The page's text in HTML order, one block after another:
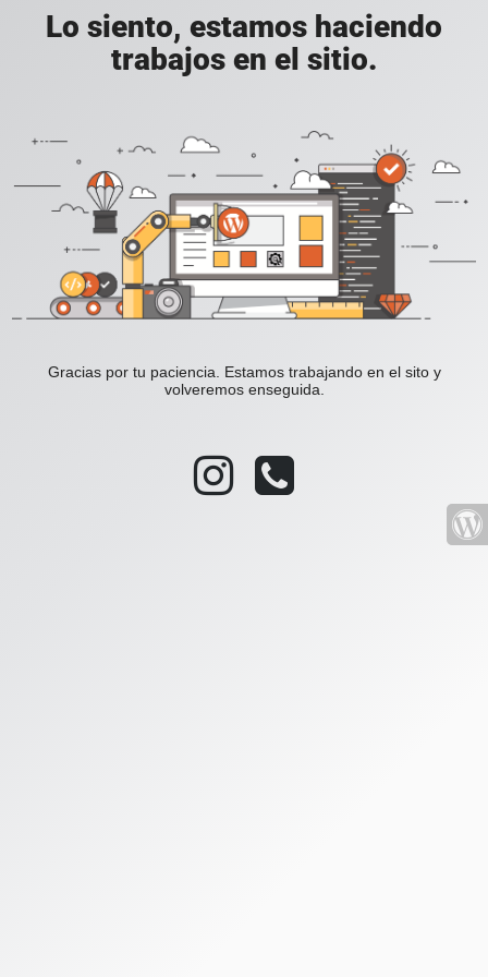
Lo siento, estamos haciendo
trabajos en el sitio.
Gracias por tu paciencia. Estamos trabajando en el sito y
volveremos enseguida.